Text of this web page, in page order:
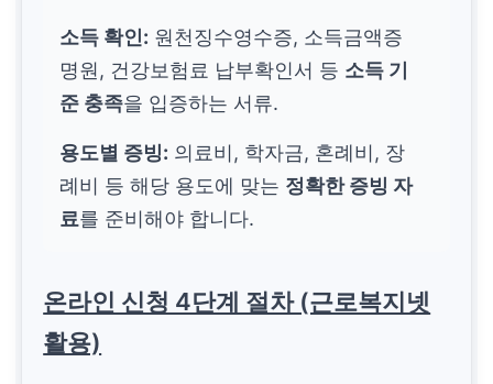
소득 확인: 원천징수영수증, 소득금액증
명원, 건강보험료 납부확인서 등 소득 기
준 충족을 입증하는 서류.
용도별 증빙: 의료비, 학자금, 혼례비, 장
례비 등 해당 용도에 맞는 정확한 증빙 자
료를 준비해야 합니다.
온라인 신청 4단계 절차 (근로복지넷
활용)